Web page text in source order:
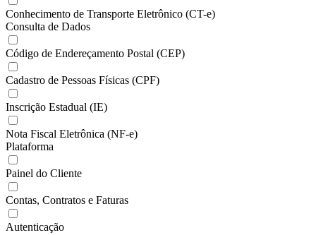
Conhecimento de Transporte Eletrônico (CT-e)
Consulta de Dados
Código de Endereçamento Postal (CEP)
Cadastro de Pessoas Físicas (CPF)
Inscrição Estadual (IE)
Nota Fiscal Eletrônica (NF-e)
Plataforma
Painel do Cliente
Contas, Contratos e Faturas
Autenticação